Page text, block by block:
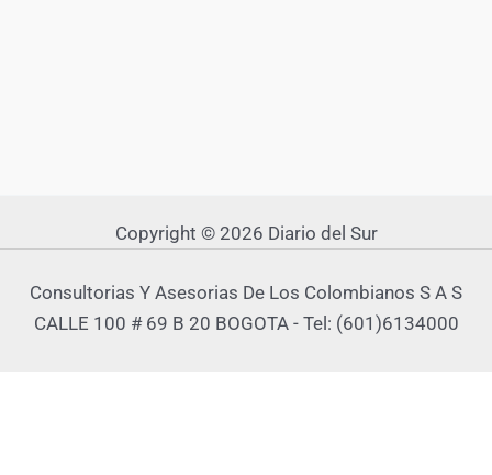
Copyright © 2026 Diario del Sur
Consultorias Y Asesorias De Los Colombianos S A S
CALLE 100 # 69 B 20 BOGOTA - Tel: (601)6134000